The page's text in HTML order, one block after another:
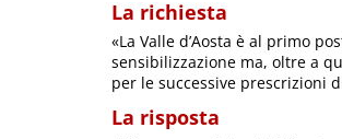
La richiesta
«La Valle d’Aosta è al primo
sensibilizzazione ma, oltre a
per le successive prescrizioni
La risposta